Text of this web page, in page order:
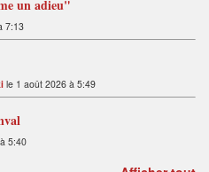
un adieu"
7:13
le 1 août 2026 à 5:49
5:40